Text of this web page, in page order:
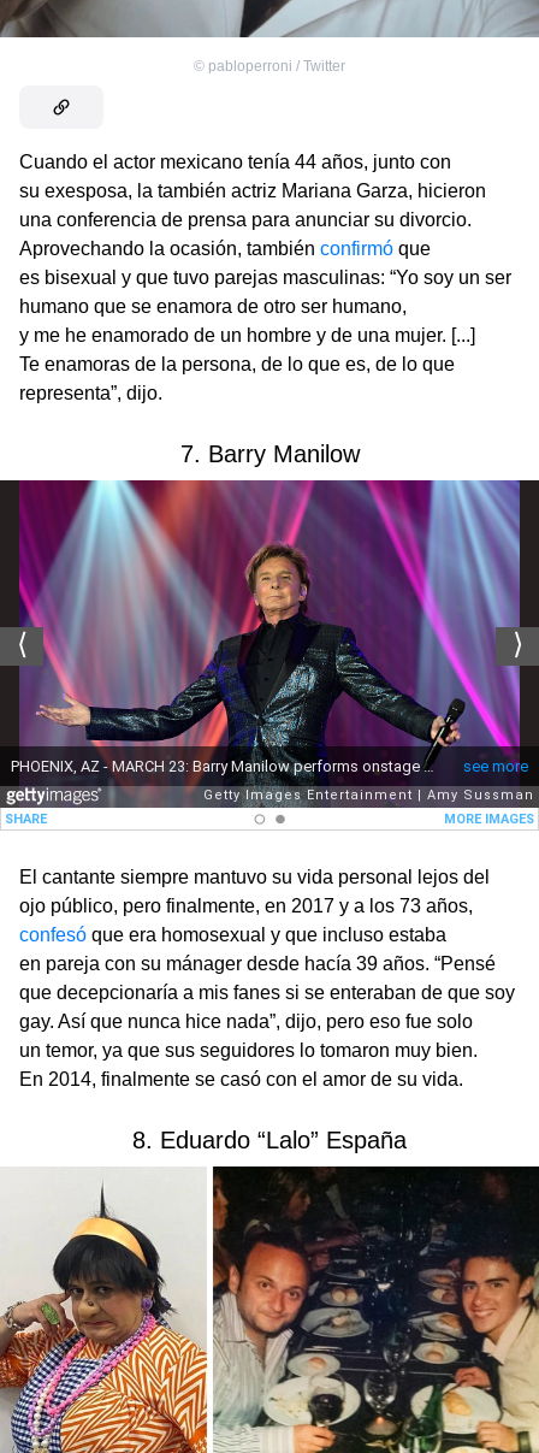
© pabloperroni / Twitter
Cuando el actor mexicano tenía 44 años, junto con
su exesposa, la también actriz Mariana Garza, hicieron
una conferencia de prensa para anunciar su divorcio.
Aprovechando la ocasión, también confirmó que
es bisexual y que tuvo parejas masculinas: “Yo soy un ser
humano que se enamora de otro ser humano,
y me he enamorado de un hombre y de una mujer. [...]
Te enamoras de la persona, de lo que es, de lo que
representa”, dijo.
7. Barry Manilow
El cantante siempre mantuvo su vida personal lejos del
ojo público, pero finalmente, en 2017 y a los 73 años,
confesó que era homosexual y que incluso estaba
en pareja con su mánager desde hacía 39 años. “Pensé
que decepcionaría a mis fanes si se enteraban de que soy
gay. Así que nunca hice nada”, dijo, pero eso fue solo
un temor, ya que sus seguidores lo tomaron muy bien.
En 2014, finalmente se casó con el amor de su vida.
8. Eduardo “Lalo” España